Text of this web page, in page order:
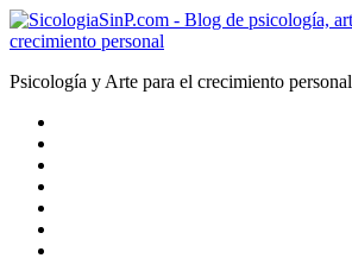
Psicología y Arte para el crecimiento personal